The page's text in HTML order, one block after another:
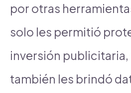
por otras
solo les permitió
inversión publicitaria,
también les brindó